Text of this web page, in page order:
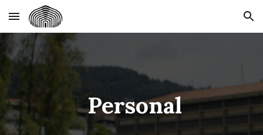
Skip to main content Skip to navigation
Personal